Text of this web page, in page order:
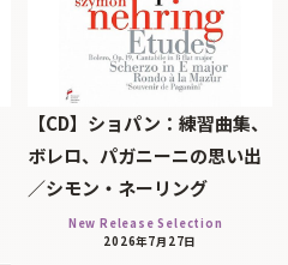
【CD】ショパン：練習曲集、
ボレロ、パガニーニの思い出
／シモン・ネーリング
New Release Selection
2026年7月27日